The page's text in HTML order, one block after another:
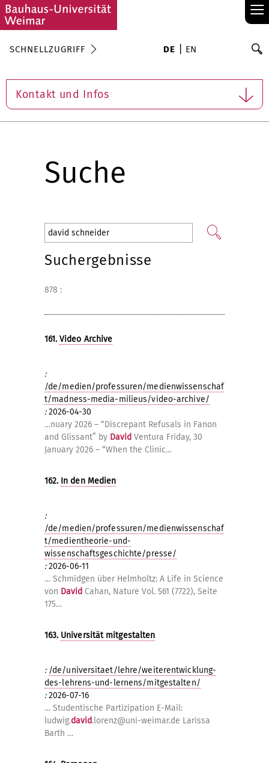
≡
SCHNELLZUGRIFF DE EN
Kontakt und Infos
Suche
Suchbegriff
Suchergebnisse
878 :
161. Video Archive
:
/de/medien/professuren/medienwissenschaf
t/madness-media-milieus/video-archive/
:2026-04-30
…nuary 2026 – “Discrepant Refusals in Fanon
and Glissant” by David Ventura Friday, 30
January 2026 – “When the Clinic…
162. In den Medien
:
/de/medien/professuren/medienwissenschaf
t/medientheorie-und-
wissenschaftsgeschichte/presse/
:2026-06-11
… Schmidgen über Helmholtz: A Life in Science
von David Cahan, Nature Vol. 561 (7722), Seite
175…
163. Universität mitgestalten
: /de/universitaet/lehre/weiterentwicklung-
des-lehrens-und-lernens/mitgestalten/
:2026-07-16
… Studentische Partizipation E-Mail:
ludwig.david.lorenz@uni-weimar.de Larissa
Barth …